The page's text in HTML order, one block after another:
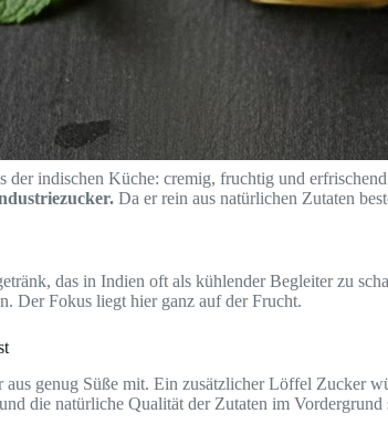
der indischen Küche: cremig, fruchtig und
Da er rein aus natürlichen Zutaten
das in Indien oft als kühlender Begleiter zu
Der Fokus liegt hier ganz auf der Frucht.
genug Süße mit. Ein zusätzlicher Löffel Zucker
die natürliche Qualität der Zutaten im Vordergrund